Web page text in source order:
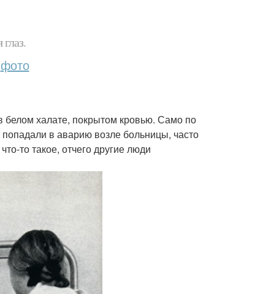
фото
халате, покрытом кровью. Само по
в аварию возле больницы, часто
то такое, отчего другие люди